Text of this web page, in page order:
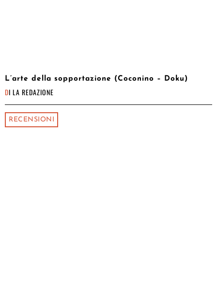
L’arte della sopportazione (Coconino – Doku)
DI LA REDAZIONE
RECENSIONI